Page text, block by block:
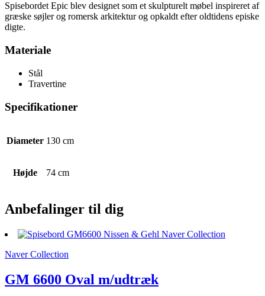
Spisebordet Epic blev designet som et skulpturelt møbel inspireret af
græske søjler og romersk arkitektur og opkaldt efter oldtidens episke
digte.
Materiale
Stål
Travertine
Specifikationer
Diameter 130 cm
Højde 74 cm
Anbefalinger til dig
Naver Collection
GM 6600 Oval m/udtræk